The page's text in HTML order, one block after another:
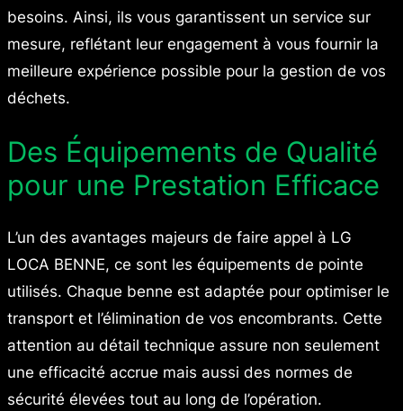
besoins. Ainsi, ils vous garantissent un service sur
mesure, reflétant leur engagement à vous fournir la
meilleure expérience possible pour la gestion de vos
déchets.
Des Équipements de Qualité
pour une Prestation Efficace
L’un des avantages majeurs de faire appel à LG
LOCA BENNE, ce sont les équipements de pointe
utilisés. Chaque benne est adaptée pour optimiser le
transport et l’élimination de vos encombrants. Cette
attention au détail technique assure non seulement
une efficacité accrue mais aussi des normes de
sécurité élevées tout au long de l’opération.